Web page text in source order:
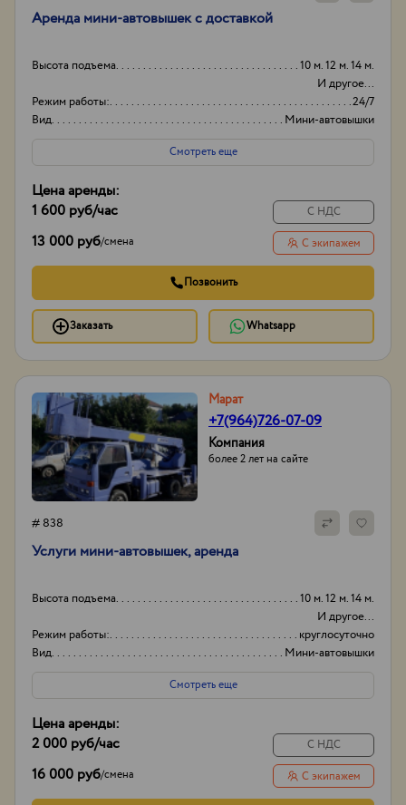
Аренда мини-автовышек с доставкой
Высота подъема
10 м. 12 м. 14 м.
И другое...
Режим работы:
24/7
Вид
Мини-автовышки
Высота вышки
19м
Смотреть еще
Цена аренды:
1 600 руб/час
13 000 руб/смена
С НДС
С экипажем
Позвонить
Заказать Whatsapp
Марат
+7(964)726-07-09
Компания
более 2 лет на сайте
# 838
Услуги мини-автовышек, аренда
Высота подъема
10 м. 12 м. 14 м.
И другое...
Режим работы:
круглосуточно
Вид
Мини-автовышки
Высота вышки
15
Смотреть еще
Цена аренды:
2 000 руб/час
16 000 руб/смена
С НДС
С экипажем